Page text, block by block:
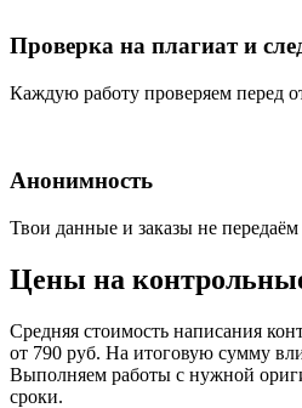
Проверка на плагиат и
Каждую работу проверяем перед
Анонимность
Твои данные и заказы не
Цены на
Средняя стоимость написания
от 790 руб. На итоговую сумму
Выполняем работы с нужной
сроки.